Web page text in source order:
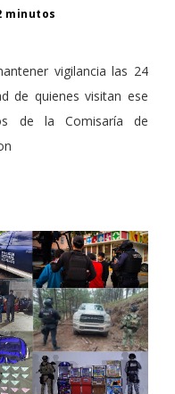
minutos
vigilancia las 24
de quienes visitan ese
de la Comisaría de